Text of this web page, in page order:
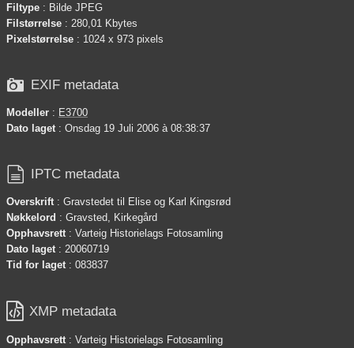
Filtype : Bilde JPEG
Filstørrelse : 280,01 Kbytes
Pixelstørrelse : 1024 x 973 pixels
 EXIF metadata
Modeller : E3700
Dato laget : Onsdag 19 Juli 2006 à 08:38:37
 IPTC metadata
Overskrift : Gravstedet til Elise og Karl Kingsrød
Nøkkelord : Gravsted, Kirkegård
Opphavsrett : Varteig Historielags Fotosamling
Dato laget : 20060719
Tid for laget : 083837
 XMP metadata
Opphavsrett : Varteig Historielags Fotosamling